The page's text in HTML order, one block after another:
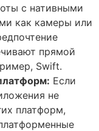
с нативными
как камеры или
прямой
Swift.
Если
не
платформ,